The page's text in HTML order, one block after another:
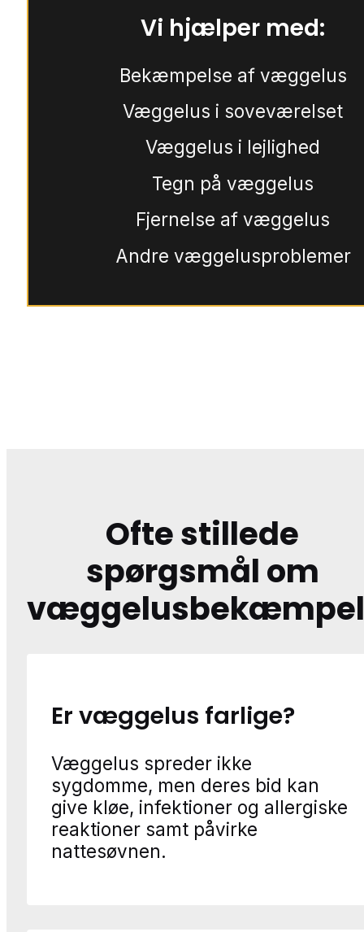
Vi hjælper med:
Bekæmpelse af væggelus
Væggelus i soveværelset
Væggelus i lejlighed
Tegn på væggelus
Fjernelse af væggelus
Andre væggelusproblemer
Ofte stillede
spørgsmål om
Er væggelus farlige?
Væggelus spreder ikke
sygdomme, men deres bid kan
give kløe, infektioner og allergiske
reaktioner samt påvirke
nattesøvnen.